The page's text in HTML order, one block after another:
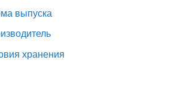
выпуска
хранения